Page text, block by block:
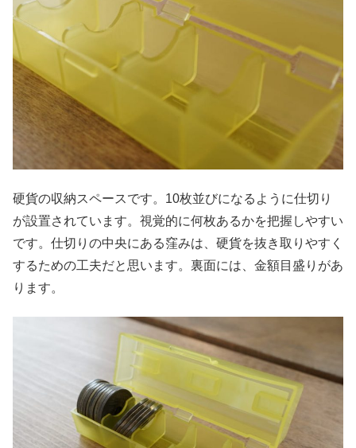
硬貨の収納スペースです。10枚並びになるように仕切り
が設置されています。視覚的に何枚あるかを把握しやすい
です。仕切りの中央にある窪みは、硬貨を抜き取りやすく
するための工夫だと思います。裏面には、金額目盛りがあ
ります。